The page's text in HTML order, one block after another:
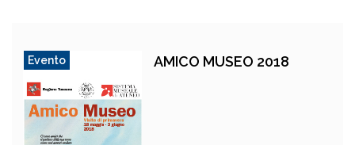
Evento AMICO MUSEO 2018